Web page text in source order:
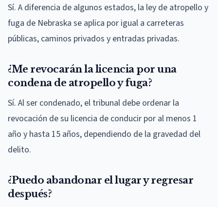
Sí. A diferencia de algunos estados, la ley de atropello y
fuga de Nebraska se aplica por igual a carreteras
públicas, caminos privados y entradas privadas.
¿Me revocarán la licencia por una
condena de atropello y fuga?
Sí. Al ser condenado, el tribunal debe ordenar la
revocación de su licencia de conducir por al menos 1
año y hasta 15 años, dependiendo de la gravedad del
delito.
¿Puedo abandonar el lugar y regresar
después?